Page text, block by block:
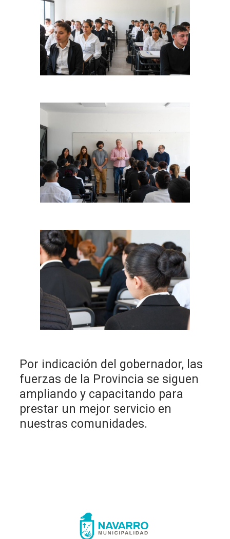
Por indicación del gobernador, las
fuerzas de la Provincia se siguen
ampliando y capacitando para
prestar un mejor servicio en
nuestras comunidades.